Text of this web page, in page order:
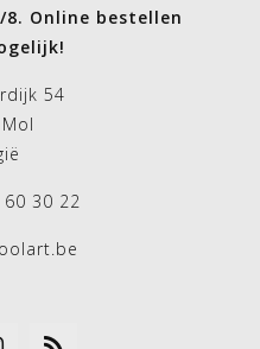
Online bestellen
54
30 22